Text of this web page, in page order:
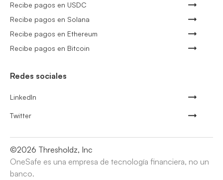
Recibe pagos en USDC
Recibe pagos en Solana
Recibe pagos en Ethereum
Recibe pagos en Bitcoin
Redes sociales
LinkedIn
Twitter
©2026 Thresholdz, Inc
OneSafe es una empresa de tecnología financiera, no un
banco.